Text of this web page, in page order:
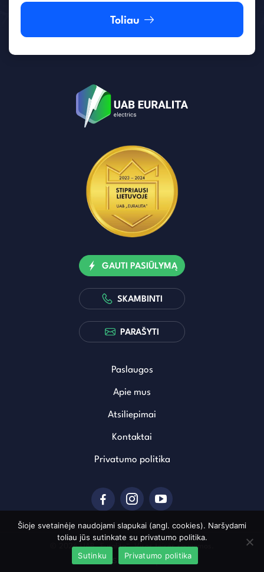
Toliau
GAUTI PASIŪLYMĄ
SKAMBINTI
PARAŠYTI
Paslaugos
Apie mus
Atsiliepimai
Kontaktai
Privatumo politika
© 2026 UAB „Euralita“. Visos teisės saugomos.
Sukurta:
Šioje svetainėje naudojami slapukai (angl. cookies). Naršydami
toliau jūs sutinkate su privatumo politika.
Sutinku
Privatumo politika